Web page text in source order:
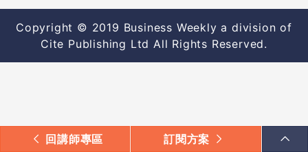
回講師專區 訂閱方案
Copyright © 2019 Business Weekly a division of
Cite Publishing Ltd All Rights Reserved.